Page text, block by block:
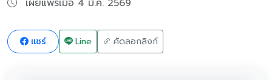
เผยแพร่เมื่อ 4 มี.ค. 2569
แชร์ Line คัดลอกลิงก์